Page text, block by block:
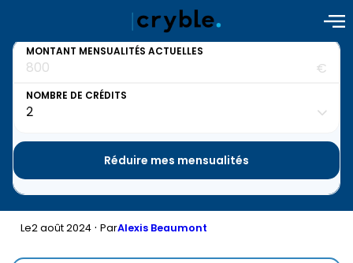
MONTANT MENSUALITÉS ACTUELLES
€
NOMBRE DE CRÉDITS
Réduire mes mensualités
Le2 août 2024· ParAlexis Beaumont